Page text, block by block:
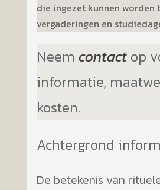
die ingezet kunnen worden
vergaderingen en
Neemcontact op
informatie,
kosten.
Achtergrond
De betekenis van